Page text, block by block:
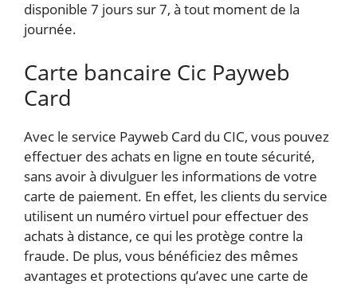
disponible 7 jours sur 7, à tout moment de la
journée.
Carte bancaire Cic Payweb
Card
Avec le service Payweb Card du CIC, vous pouvez
effectuer des achats en ligne en toute sécurité,
sans avoir à divulguer les informations de votre
carte de paiement. En effet, les clients du service
utilisent un numéro virtuel pour effectuer des
achats à distance, ce qui les protège contre la
fraude. De plus, vous bénéficiez des mêmes
avantages et protections qu’avec une carte de